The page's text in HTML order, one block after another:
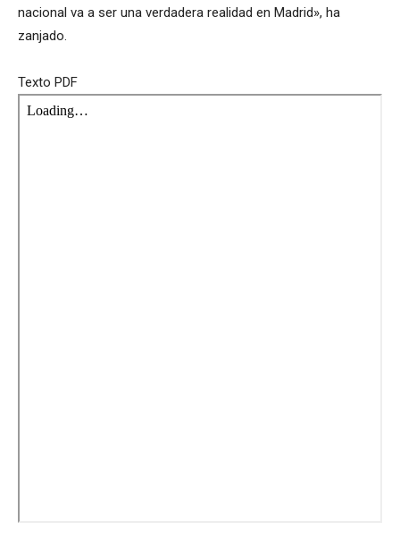
nacional va a ser una verdadera realidad en Madrid», ha
zanjado.
Texto PDF